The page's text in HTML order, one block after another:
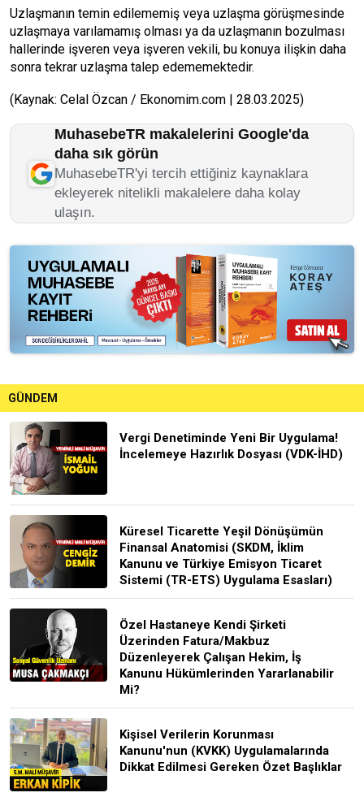
Uzlaşmanın temin edilememiş veya uzlaşma görüşmesinde
uzlaşmaya varılamamış olması ya da uzlaşmanın bozulması
hallerinde işveren veya işveren vekili, bu konuya ilişkin daha
sonra tekrar uzlaşma talep edememektedir.
(Kaynak: Celal Özcan / Ekonomim.com | 28.03.2025)
MuhasebeTR makalelerini Google'da
daha sık görün
MuhasebeTR'yi tercih ettiğiniz kaynaklara
ekleyerek nitelikli makalelere daha kolay
ulaşın.
GÜNDEM
Vergi Denetiminde Yeni Bir Uygulama!
İncelemeye Hazırlık Dosyası (VDK-İHD)
Küresel Ticarette Yeşil Dönüşümün
Finansal Anatomisi (SKDM, İklim
Kanunu ve Türkiye Emisyon Ticaret
Sistemi (TR-ETS) Uygulama Esasları)
Özel Hastaneye Kendi Şirketi
Üzerinden Fatura/Makbuz
Düzenleyerek Çalışan Hekim, İş
Kanunu Hükümlerinden Yararlanabilir
Mi?
Kişisel Verilerin Korunması
Kanunu'nun (KVKK) Uygulamalarında
Dikkat Edilmesi Gereken Özet Başlıklar